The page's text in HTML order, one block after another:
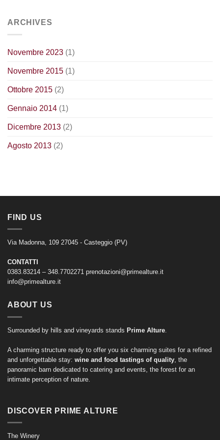
ARCHIVES
Novembre 2023 (1)
Novembre 2015 (1)
Ottobre 2015 (2)
Gennaio 2014 (1)
Dicembre 2013 (2)
Agosto 2013 (2)
FIND US
Via Madonna, 109 27045 - Casteggio (PV)
CONTATTI
0383.83214 – 348.7702271 prenotazioni@primealture.it
info@primealture.it
ABOUT US
Surrounded by hills and vineyards stands Prime Alture
A charming structure ready to offer you six charming suites for a refined
and unforgettable stay: wine and food tastings of quality , the
panoramic barn dedicated to catering and events, the forest for an
intimate perception of nature.
DISCOVER PRIME ALTURE
The Winery